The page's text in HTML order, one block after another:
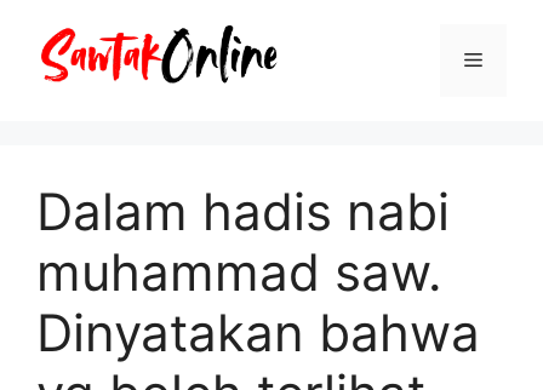
Menu
Dalam hadis nabi
muhammad saw.
Dinyatakan bahwa